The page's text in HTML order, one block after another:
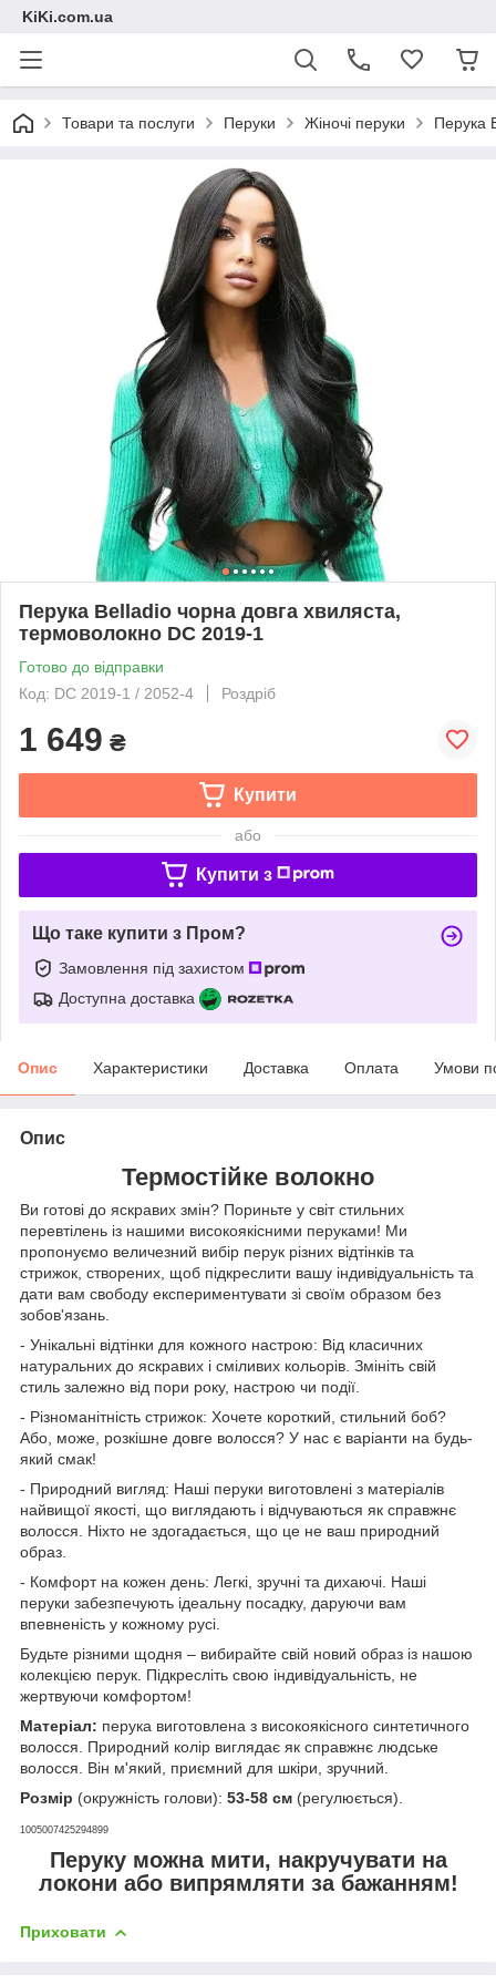
KiKi.com.ua
Товари та послуги Перуки Жіночі перуки Перука
Перука Belladio чорна довга хвиляста,
термоволокно DC 2019-1
Готово до відправки
Код: DC 2019-1 / 2052-4
Роздріб
1 649 ₴
Купити
або
Купити з
Що таке купити з Пром?
Замовлення під захистом
Доступна доставка
Опис Характеристики Доставка Оплата Умови
Опис
Термостійке волокно
Ви готові до яскравих змін? Пориньте у світ стильних
перевтілень із нашими високоякісними перуками! Ми
пропонуємо величезний вибір перук різних відтінків та
стрижок, створених, щоб підкреслити вашу індивідуальність та
дати вам свободу експериментувати зі своїм образом без
зобов'язань.
- Унікальні відтінки для кожного настрою: Від класичних
натуральних до яскравих і сміливих кольорів. Змініть свій
стиль залежно від пори року, настрою чи події.
- Різноманітність стрижок: Хочете короткий, стильний боб?
Або, може, розкішне довге волосся? У нас є варіанти на будь-
який смак!
- Природний вигляд: Наші перуки виготовлені з матеріалів
найвищої якості, що виглядають і відчуваються як справжнє
волосся. Ніхто не здогадається, що це не ваш природний
образ.
- Комфорт на кожен день: Легкі, зручні та дихаючі. Наші
перуки забезпечують ідеальну посадку, даруючи вам
впевненість у кожному русі.
Будьте різними щодня – вибирайте свій новий образ із нашою
колекцією перук. Підкресліть свою індивідуальність, не
жертвуючи комфортом!
Матеріал: перука виготовлена з високоякісного синтетичного
волосся. Природний колір виглядає як справжнє людське
волосся. Він м'який, приємний для шкіри, зручний.
Розмір (окружність голови): 53-58 см (регулюється).
1005007425294899
Перуку можна мити, накручувати на
локони або випрямляти за бажанням!
Приховати